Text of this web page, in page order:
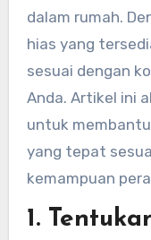
dalam rumah.
hias yang
sesuai dengan
Anda. Artikel ini
untuk
yang tepat
kemampuan
1.